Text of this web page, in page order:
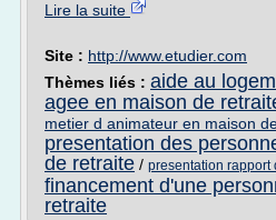
Lire la suite
Site : http://www.etudier.com
Thèmes liés : aide au
agee en maison de
metier d animateur en maison
presentation des
de retraite / presentation rapport
financement d'une
retraite